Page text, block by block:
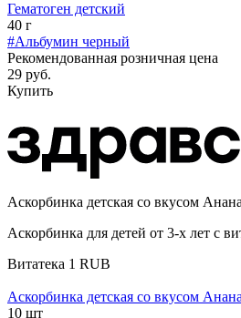
Гематоген детский
40 г
#Альбумин черный
Рекомендованная розничная цена
29 руб.
Купить
Аскорбинка детская со вкусом
Аскорбинка для детей от 3-х лет с
Витатека 1 RUB
Аскорбинка детская со вкусом
10 шт